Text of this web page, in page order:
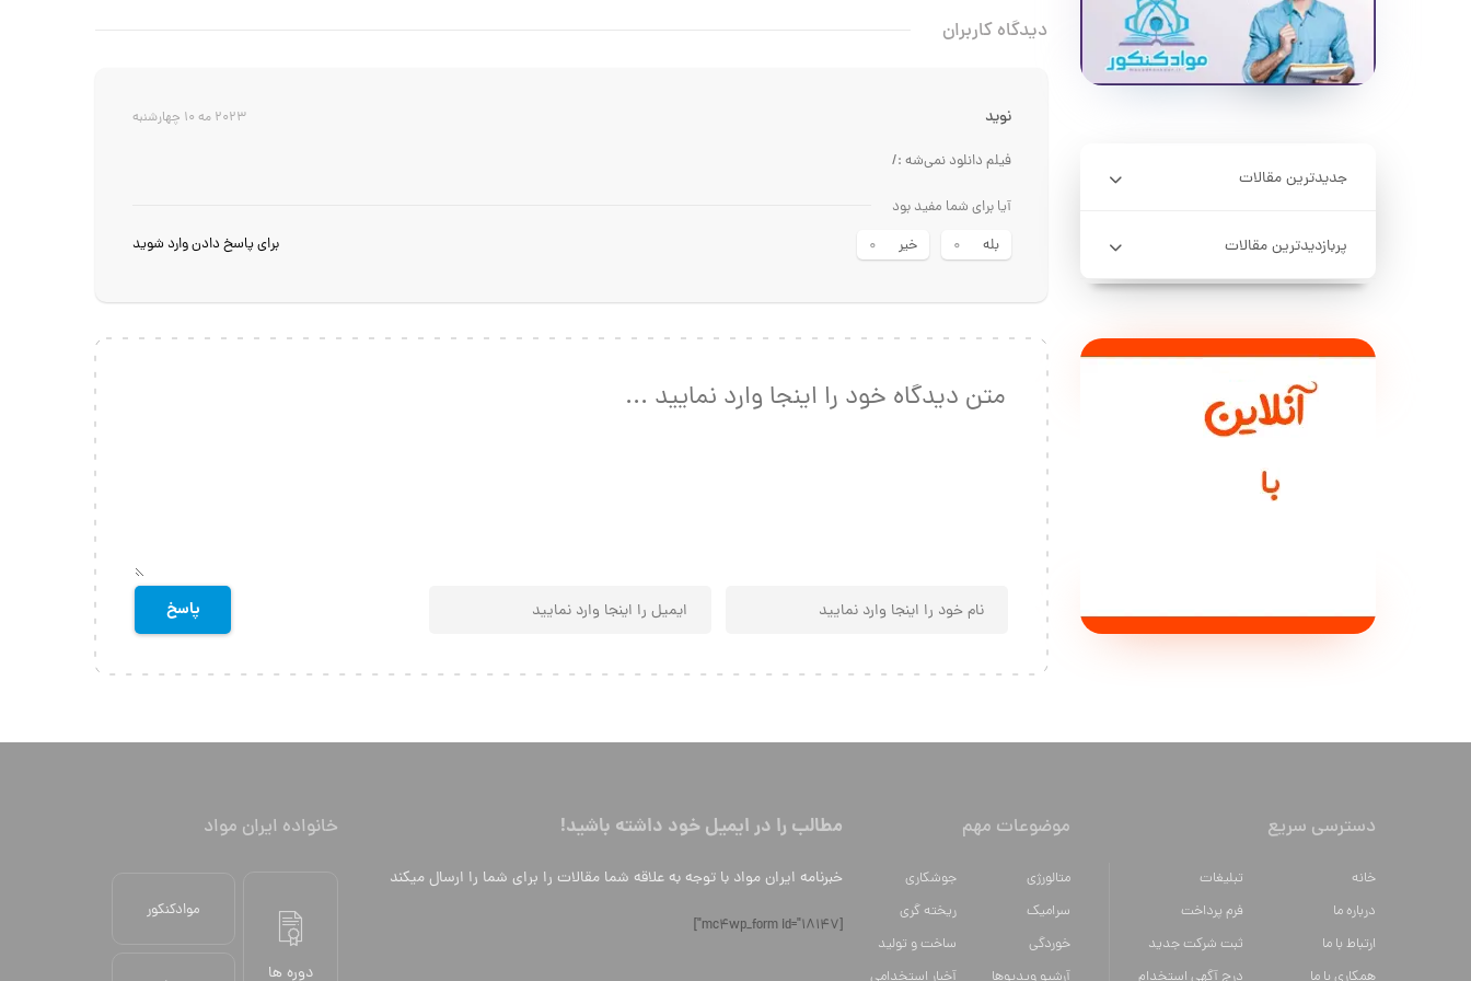
جدیدترین مقالات
پربازدیدترین مقالات
دیدگاه کاربران
نوید 2023 مه 10 چهارشنبه
فیلم دانلود نمی‌شه :/
آیا برای شما مفید بود
بله
0 خیر 0 برای پاسخ دادن وارد شوید
دسترسی سریع
خانه
تبلیغات
درباره ما
فرم پرداخت
ارتباط با ما
ثبت شرکت جدید
موضوعات مهم
متالورژي
جوشکاری
سراميك
ریخته گری
خوردگی
ساخت و تولید
مطالب را در ایمیل خود داشته باشید!
خبرنامه ایران مواد با توجه به علاقه شما مقالات را برای شما را ارسال میکند
[mc4wp_form id="18147"]
خانواده ایران مواد
دوره ها
موادکنکور